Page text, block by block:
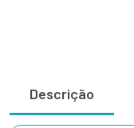
Descrição